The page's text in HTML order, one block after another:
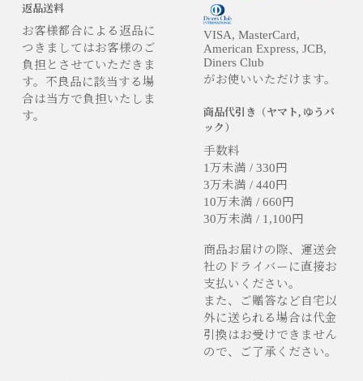
返品送料
お客様都合による返品に
つきましてはお客様のご
負担とさせていただきま
す。不良品に該当する場
合は当方で負担いたしま
す。
VISA, MasterCard,
American Express, JCB,
Diners Club
がお使いいただけます。
商品代引き（ヤマト, ゆうパ
ック）
手数料
1万未満 / 330円
3万未満 / 440円
10万未満 / 660円
30万未満 / 1,100円
商品お届けの際、運送会
社のドライバーに直接お
支払いください。
また、ご贈答など自宅以
外に送られる場合は代金
引換はお受けできません
ので、ご了承ください。